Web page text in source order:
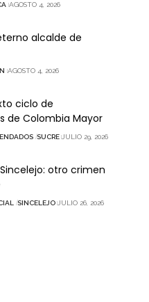
AGOSTO 4, 2026
alcalde de
AGOSTO 4, 2026
ciclo de
de Colombia Mayor
SUCRE JULIO 29, 2026
otro crimen
SINCELEJO JULIO 26, 2026